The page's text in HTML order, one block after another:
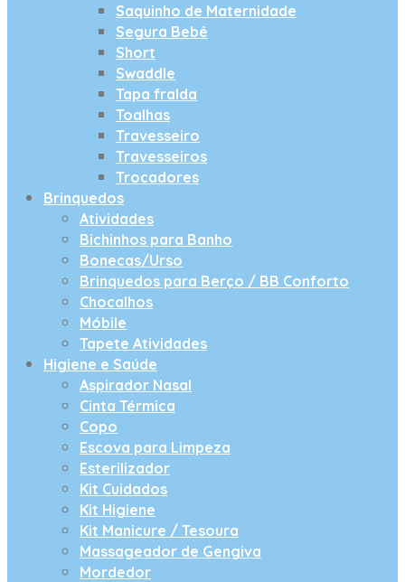
Saquinho de Maternidade
Segura Bebê
Short
Swaddle
Tapa fralda
Toalhas
Travesseiro
Travesseiros
Trocadores
Brinquedos
Atividades
Bichinhos para Banho
Bonecas/Urso
Brinquedos para Berço / BB Conforto
Chocalhos
Móbile
Tapete Atividades
Higiene e Saúde
Aspirador Nasal
Cinta Térmica
Copo
Escova para Limpeza
Esterilizador
Kit Cuidados
Kit Higiene
Kit Manicure / Tesoura
Massageador de Gengiva
Mordedor